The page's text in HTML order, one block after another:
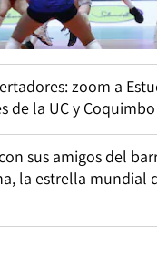
zoom a
de la UC y Coquimbo
sus amigos del
la estrella mundial